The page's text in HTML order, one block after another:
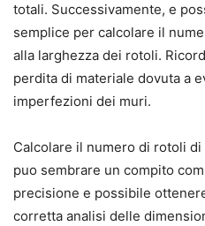
totali. Successivamente, e
semplice per calcolare il
alla larghezza dei rotoli.
perdita di materiale dovuta a
imperfezioni dei muri.
Calcolare il numero di rotoli
puo sembrare un compito
precisione e possibile
corretta analisi delle